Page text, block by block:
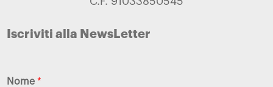
Iscriviti alla NewsLetter
Nome*